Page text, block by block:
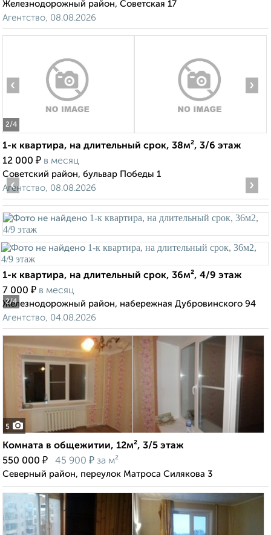
Железнодорожный район, Советская 17
Агентство, 08.08.2026
2/4
‹ ›
1-к квартира, на длительный срок, 38м², 3/6 этаж
12 000 ₽ в месяц
Советский район, бульвар Победы 1
Агентство, 08.08.2026
2/4
‹ ›
1-к квартира, на длительный срок, 36м², 4/9 этаж
7 000 ₽ в месяц
Железнодорожный район, набережная Дубровинского 94
Агентство, 04.08.2026
5
Комната в общежитии, 12м², 3/5 этаж
550 000 ₽ 45 900 ₽ за м²
Северный район, переулок Матроса Силякова 3